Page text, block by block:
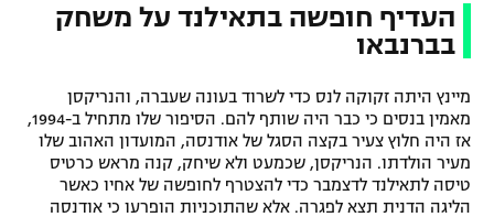
העדיף חופשה בתאילנד על משחק
בברנבאו
מיינץ היתה זקוקה לנס כדי לשרוד בעונה שעברה, והנריקסן
מאמין בנסים כי כבר היה שותף להם. הסיפור שלו מתחיל ב-1994,
אז היה חלוץ צעיר בקצה הסגל של אודנסה, המועדון האהוב שלו
מעיר הולדתו. הנריקסן, שכמעט ולא שיחק, קנה מראש כרטיס
טיסה לתאילנד לדצמבר כדי להצטרף לחופשה של אחיו כאשר
הליגה הדנית תצא לפגרה. אלא שהתוכניות הופרעו כי אודנסה